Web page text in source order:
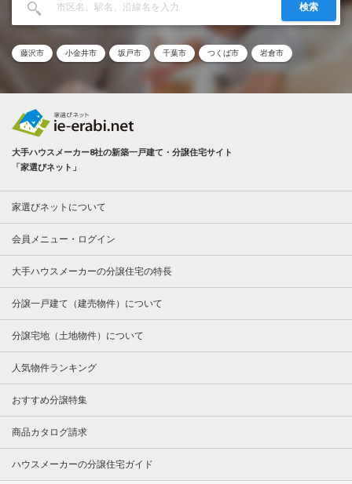
検索
藤沢市 小金井市 坂戸市 千葉市 つくば市 岩倉市
大手ハウスメーカー8社の新築一戸建て・分譲住宅サイト
「家選びネット」
家選びネットについて
会員メニュー・ログイン
大手ハウスメーカーの分譲住宅の特長
分譲一戸建て（建売物件）について
分譲宅地（土地物件）について
人気物件ランキング
おすすめ分譲特集
商品カタログ請求
ハウスメーカーの分譲住宅ガイド